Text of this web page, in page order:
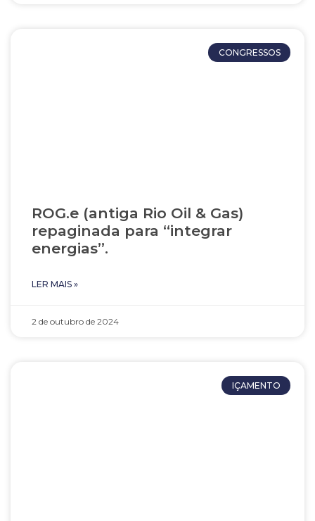
CONGRESSOS
ROG.e (antiga Rio Oil & Gas)
repaginada para “integrar
energias”.
LER MAIS »
2 de outubro de 2024
IÇAMENTO